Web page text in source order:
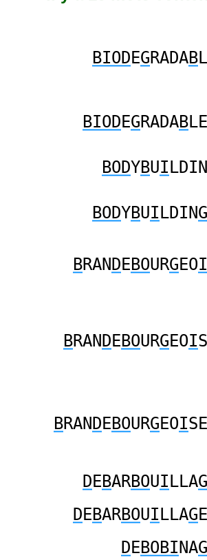
BIODEGRADAB
BIODEGRADAB
BODYBUI LDIN
BODYBUI LDING
BRAN DEBOURGEOI
BRAN DEBOURGEOI
BRAN DEBOURGEOI
DEBARBOUI LLAG
DEBARBOUI LLAG
DEBOBI NAG